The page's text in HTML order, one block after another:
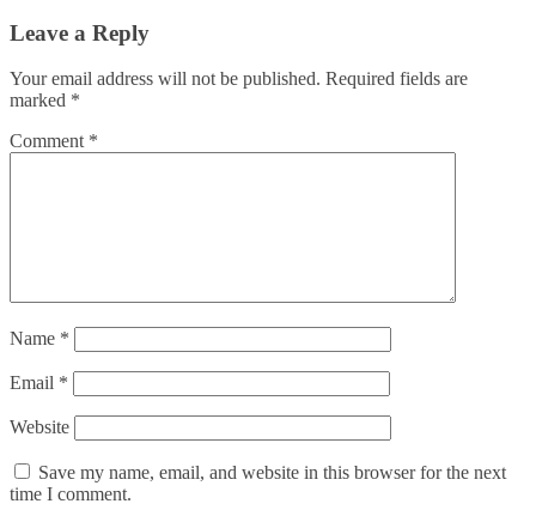
Leave a Reply
Your email address will not be published. Required fields are
marked *
Comment *
Name *
Email *
Website
Save my name, email, and website in this browser for the next
time I comment.